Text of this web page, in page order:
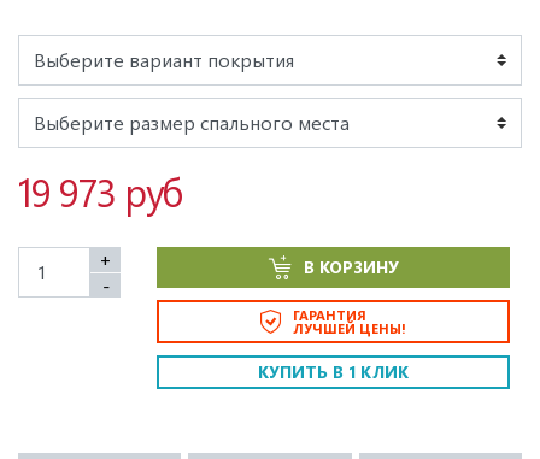
19 973 руб
+
-
В КОРЗИНУ
ГАРАНТИЯ
ЛУЧШЕЙ ЦЕНЫ!
КУПИТЬ В 1 КЛИК